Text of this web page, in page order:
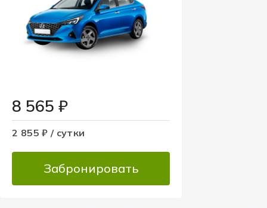
8 565 ₽
2 855 ₽ / сутки
Забронировать